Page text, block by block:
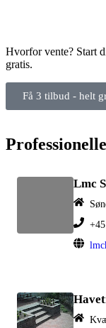
Hvorfor vente? Start
gratis.
Få 3 tilbud - helt
Lmc